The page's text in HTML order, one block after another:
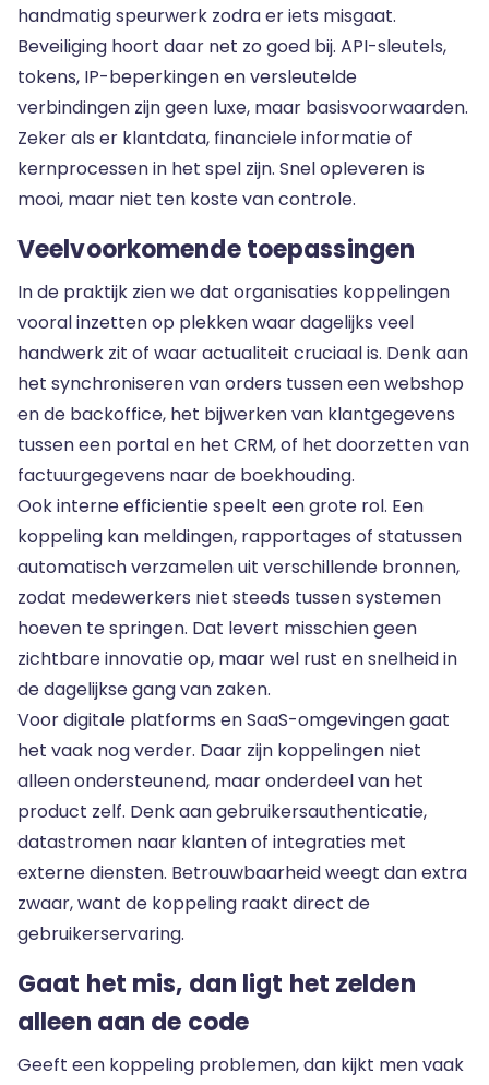
handmatig speurwerk zodra er iets misgaat.
Beveiliging hoort daar net zo goed bij. API-sleutels,
tokens, IP-beperkingen en versleutelde
verbindingen zijn geen luxe, maar basisvoorwaarden.
Zeker als er klantdata, financiele informatie of
kernprocessen in het spel zijn. Snel opleveren is
mooi, maar niet ten koste van controle.
Veelvoorkomende toepassingen
In de praktijk zien we dat organisaties koppelingen
vooral inzetten op plekken waar dagelijks veel
handwerk zit of waar actualiteit cruciaal is. Denk aan
het synchroniseren van orders tussen een webshop
en de backoffice, het bijwerken van klantgegevens
tussen een portal en het CRM, of het doorzetten van
factuurgegevens naar de boekhouding.
Ook interne efficientie speelt een grote rol. Een
koppeling kan meldingen, rapportages of statussen
automatisch verzamelen uit verschillende bronnen,
zodat medewerkers niet steeds tussen systemen
hoeven te springen. Dat levert misschien geen
zichtbare innovatie op, maar wel rust en snelheid in
de dagelijkse gang van zaken.
Voor digitale platforms en SaaS-omgevingen gaat
het vaak nog verder. Daar zijn koppelingen niet
alleen ondersteunend, maar onderdeel van het
product zelf. Denk aan gebruikersauthenticatie,
datastromen naar klanten of integraties met
externe diensten. Betrouwbaarheid weegt dan extra
zwaar, want de koppeling raakt direct de
gebruikerservaring.
Gaat het mis, dan ligt het zelden
alleen aan de code
Geeft een koppeling problemen, dan kijkt men vaak